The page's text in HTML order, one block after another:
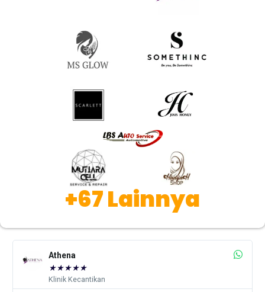
+67 Lainnya
MS GLOW
★★★★★
Distributor Skincare